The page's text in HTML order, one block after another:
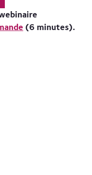
(6 minutes).